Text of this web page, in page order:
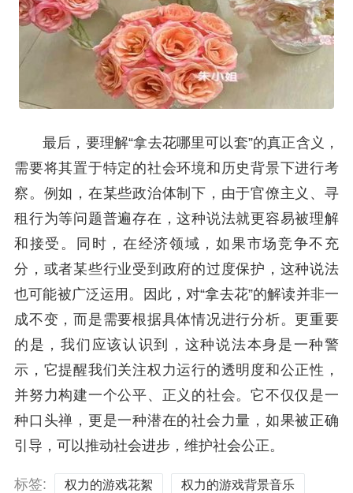
最后，要理解“拿去花哪里可以套”的真正含义，
需要将其置于特定的社会环境和历史背景下进行考
察。例如，在某些政治体制下，由于官僚主义、寻
租行为等问题普遍存在，这种说法就更容易被理解
和接受。同时，在经济领域，如果市场竞争不充
分，或者某些行业受到政府的过度保护，这种说法
也可能被广泛运用。因此，对“拿去花”的解读并非一
成不变，而是需要根据具体情况进行分析。更重要
的是，我们应该认识到，这种说法本身是一种警
示，它提醒我们关注权力运行的透明度和公正性，
并努力构建一个公平、正义的社会。它不仅仅是一
种口头禅，更是一种潜在的社会力量，如果被正确
引导，可以推动社会进步，维护社会公正。
标签: 权力的游戏花絮 权力的游戏背景音乐